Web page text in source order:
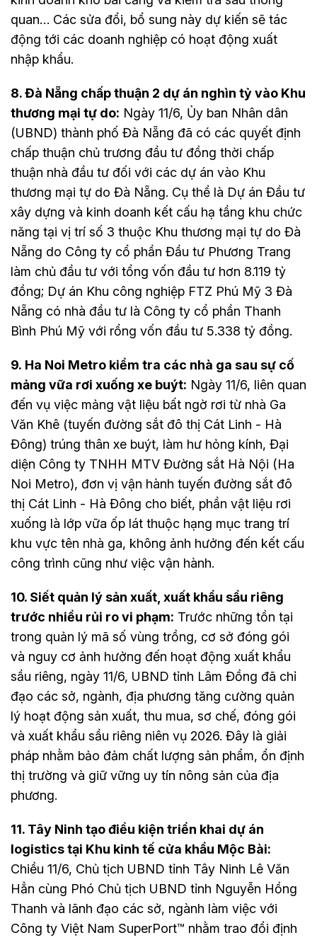
quan… Các sửa đổi, bổ sung này dự kiến sẽ tác
động tới các doanh nghiệp có hoạt động xuất
nhập khẩu.
8. Đà Nẵng chấp thuận 2 dự án nghìn tỷ vào Khu
thương mại tự do: Ngày 11/6, Ủy ban Nhân dân
(UBND) thành phố Đà Nẵng đã có các quyết định
chấp thuận chủ trương đầu tư đồng thời chấp
thuận nhà đầu tư đối với các dự án vào Khu
thương mại tự do Đà Nẵng. Cụ thể là Dự án Đầu tư
xây dựng và kinh doanh kết cấu hạ tầng khu chức
năng tại vị trí số 3 thuộc Khu thương mại tự do Đà
Nẵng do Công ty cổ phần Đầu tư Phương Trang
làm chủ đầu tư với tổng vốn đầu tư hơn 8.119 tỷ
đồng; Dự án Khu công nghiệp FTZ Phú Mỹ 3 Đà
Nẵng có nhà đầu tư là Công ty cổ phần Thanh
Bình Phú Mỹ với rổng vốn đầu tư 5.338 tỷ đồng.
9. Ha Noi Metro kiểm tra các nhà ga sau sự cố
mảng vữa rơi xuống xe buýt: Ngày 11/6, liên quan
đến vụ việc mảng vật liệu bất ngờ rơi từ nhà Ga
Văn Khê (tuyến đường sắt đô thị Cát Linh - Hà
Đông) trúng thân xe buýt, làm hư hỏng kính, Đại
diện Công ty TNHH MTV Đường sắt Hà Nội (Ha
Noi Metro), đơn vị vận hành tuyến đường sắt đô
thị Cát Linh - Hà Đông cho biết, phần vật liệu rơi
xuống là lớp vữa ốp lát thuộc hạng mục trang trí
khu vực tên nhà ga, không ảnh hưởng đến kết cấu
công trình cũng như việc vận hành.
10. Siết quản lý sản xuất, xuất khẩu sầu riêng
trước nhiều rủi ro vi phạm: Trước những tồn tại
trong quản lý mã số vùng trồng, cơ sở đóng gói
và nguy cơ ảnh hưởng đến hoạt động xuất khẩu
sầu riêng, ngày 11/6, UBND tỉnh Lâm Đồng đã chỉ
đạo các sở, ngành, địa phương tăng cường quản
lý hoạt động sản xuất, thu mua, sơ chế, đóng gói
và xuất khẩu sầu riêng niên vụ 2026. Đây là giải
pháp nhằm bảo đảm chất lượng sản phẩm, ổn định
thị trường và giữ vững uy tín nông sản của địa
phương.
11. Tây Ninh tạo điều kiện triển khai dự án
logistics tại Khu kinh tế cửa khẩu Mộc Bài:
Chiều 11/6, Chủ tịch UBND tỉnh Tây Ninh Lê Văn
Hẳn cùng Phó Chủ tịch UBND tỉnh Nguyễn Hồng
Thanh và lãnh đạo các sở, ngành làm việc với
Công ty Việt Nam SuperPort™ nhằm trao đổi định